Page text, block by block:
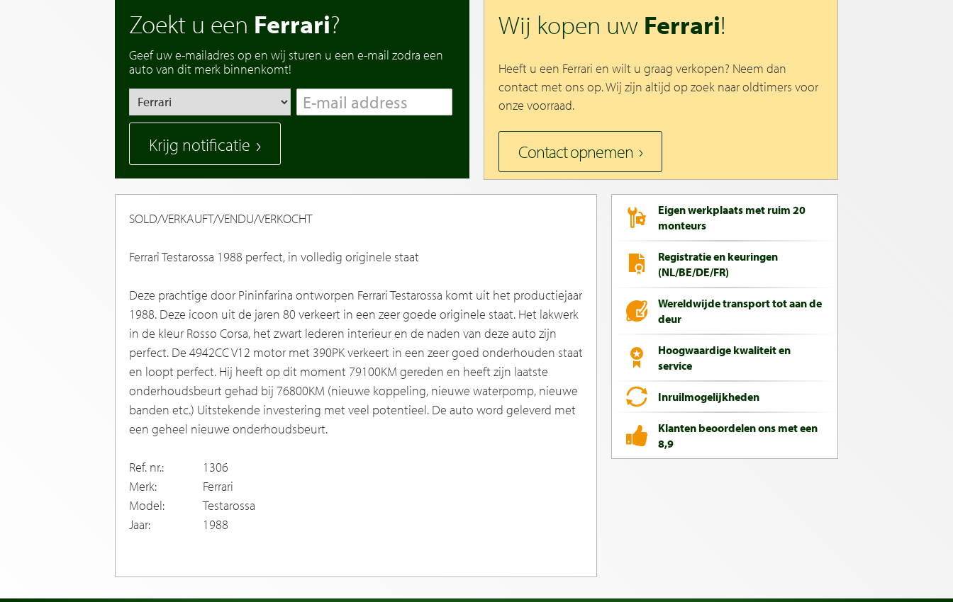
Zoekt u een Ferrari?
Geef uw e-mailadres op en wij sturen u een e-mail zodra een
auto van dit merk binnenkomt!
Krijg notificatie
Wij kopen uw Ferrari!
Heeft u een Ferrari en wilt u graag verkopen? Neem dan
contact met ons op. Wij zijn altijd op zoek naar oldtimers voor
onze voorraad.
Contact opnemen
SOLD/VERKAUFT/VENDU/VERKOCHT
Ferrari Testarossa 1988 perfect, in volledig originele staat
Deze prachtige door Pininfarina ontworpen Ferrari Testarossa komt uit het productiejaar
1988. Deze icoon uit de jaren 80 verkeert in een zeer goede originele staat. Het lakwerk
in de kleur Rosso Corsa, het zwart lederen interieur en de naden van deze auto zijn
perfect. De 4942CC V12 motor met 390PK verkeert in een zeer goed onderhouden staat
en loopt perfect. Hij heeft op dit moment 79100KM gereden en heeft zijn laatste
onderhoudsbeurt gehad bij 76800KM (nieuwe koppeling, nieuwe waterpomp, nieuwe
banden etc.) Uitstekende investering met veel potentieel. De auto word geleverd met
een geheel nieuwe onderhoudsbeurt.
Ref. nr.:
1306
Merk:
Ferrari
Model:
Testarossa
Jaar:
1988
Eigen werkplaats met ruim 20
monteurs
Registratie en keuringen
(NL/BE/DE/FR)
Wereldwijde transport tot aan de
deur
Hoogwaardige kwaliteit en
service
Inruilmogelijkheden
Klanten beoordelen ons met een
8,9